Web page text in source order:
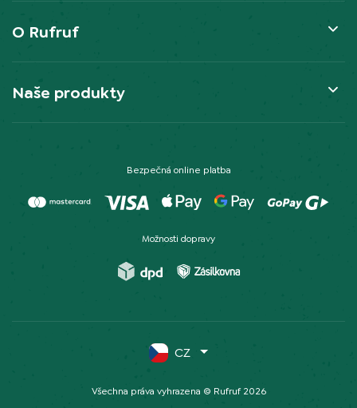
O Rufruf
Naše produkty
Bezpečná online platba
Možnosti dopravy
CZ
Všechna práva vyhrazena © Rufruf 2026